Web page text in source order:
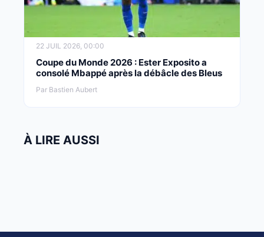
22 JUIL 2026, 00:00
Coupe du Monde 2026 : Ester Exposito a
consolé Mbappé après la débâcle des Bleus
Par Bastien Aubert
À LIRE AUSSI